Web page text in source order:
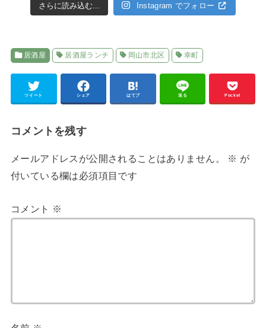
さらに読み込む... Instagram でフォロー
居酒屋 居酒屋ランチ 岡山市北区 幸町
ツイート シェア はてブ 送る Pocket
コメントを残す
メールアドレスが公開されることはありません。 ※ が
付いている欄は必須項目です
コメント ※